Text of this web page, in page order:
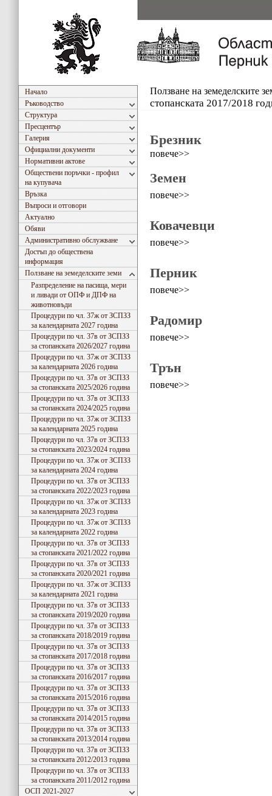
Начало
Ръководство
Структура
Пресцентър
Галерия
Официални документи
Нормативни актове
Обществени поръчки - профил
на купувача
Връзка
Въпроси и отговори
Актуално
Обяви
Административно обслужване
Достъп до обществена
информация
Ползване на земеделските земи
Разпределение на пасища, мери
и ливади от ОПФ и ДПФ на
животновъди
Процедури по чл. 37ж от ЗСПЗЗ
за календарната 2027 година
Процедури по чл. 37в от ЗСПЗЗ
за стопанската 2026/2027 година
Процедури по чл. 37ж от ЗСПЗЗ
за календарната 2026 година
Процедури по чл. 37в от ЗСПЗЗ
за стопанската 2025/2026 година
Процедури по чл. 37в от ЗСПЗЗ
за стопанската 2024/2025 година
Процедури по чл. 37ж от ЗСПЗЗ
за календарната 2025 година
Процедури по чл. 37в от ЗСПЗЗ
за стопанската 2023/2024 година
Процедури по чл. 37ж от ЗСПЗЗ
за календарната 2024 година
Процедури по чл. 37в от ЗСПЗЗ
за стопанската 2022/2023 година
Процедури по чл. 37ж от ЗСПЗЗ
за календарната 2023 година
Процедури по чл. 37ж от ЗСПЗЗ
за календарната 2022 година
Процедури по чл. 37в от ЗСПЗЗ
за стопанската 2021/2022 година
Процедури по чл. 37в от ЗСПЗЗ
за стопанската 2020/2021 година
Процедури по чл. 37ж от ЗСПЗЗ
за календарната 2021 година
Процедури по чл. 37в от ЗСПЗЗ
за стопанската 2019/2020 година
Процедури по чл. 37в от ЗСПЗЗ
за стопанската 2018/2019 година
Процедури по чл. 37в от ЗСПЗЗ
за стопанската 2017/2018 година
Процедури по чл. 37в от ЗСПЗЗ
за стопанската 2016/2017 година
Процедури по чл. 37в от ЗСПЗЗ
за стопанската 2015/2016 година
Процедури по чл. 37в от ЗСПЗЗ
за стопанската 2014/2015 година
Процедури по чл. 37в от ЗСПЗЗ
за стопанската 2013/2014 година
Процедури по чл. 37в от ЗСПЗЗ
за стопанската 2012/2013 година
Процедури по чл. 37в от ЗСПЗЗ
за стопанската 2011/2012 година
ОСП 2021-2027
Ползване на земеделските
стопанската 2017/2018
Брезник
повече>>
Земен
повече>>
Ковачевци
повече>>
Перник
повече>>
Радомир
повече>>
Трън
повече>>